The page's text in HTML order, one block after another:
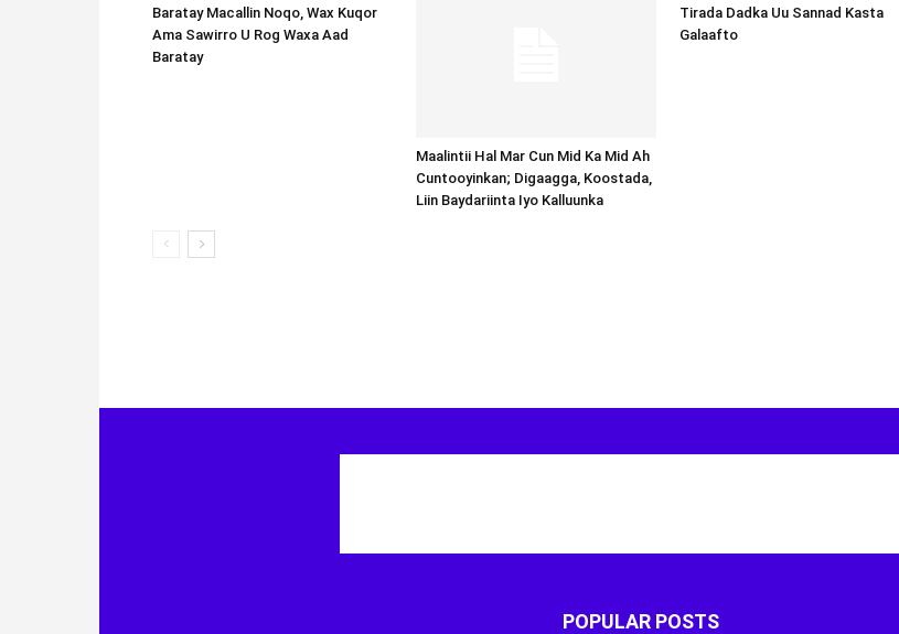
Baratay Macallin Noqo, Wax Kuqor
Ama Sawirro U Rog Waxa Aad
Baratay
Maalintii Hal Mar Cun Mid Ka Mid Ah
Cuntooyinkan; Digaagga, Koostada,
Liin Baydariinta Iyo Kalluunka
Tirada Dadka Uu Sannad Kasta
Galaafto
POPULAR POSTS